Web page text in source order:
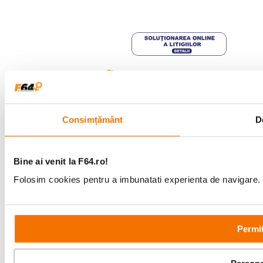
Consimțământ
Bine ai venit la F64.ro!
Folosim cookies pentru a imbunatati experienta de
Parteneri tehnologie: